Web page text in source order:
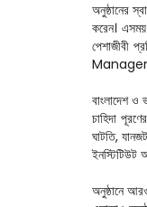
অনুষ্ঠানের
করেন।
পেশাজীবী
বাংলাদেশ ও
চাহিদা
ঘাটতি,
ইনস্টিটিউট
অনুষ্ঠানে